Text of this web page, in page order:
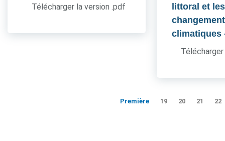
Télécharger la version .pdf
littoral et les
climatiques
Première 19 20 21 22